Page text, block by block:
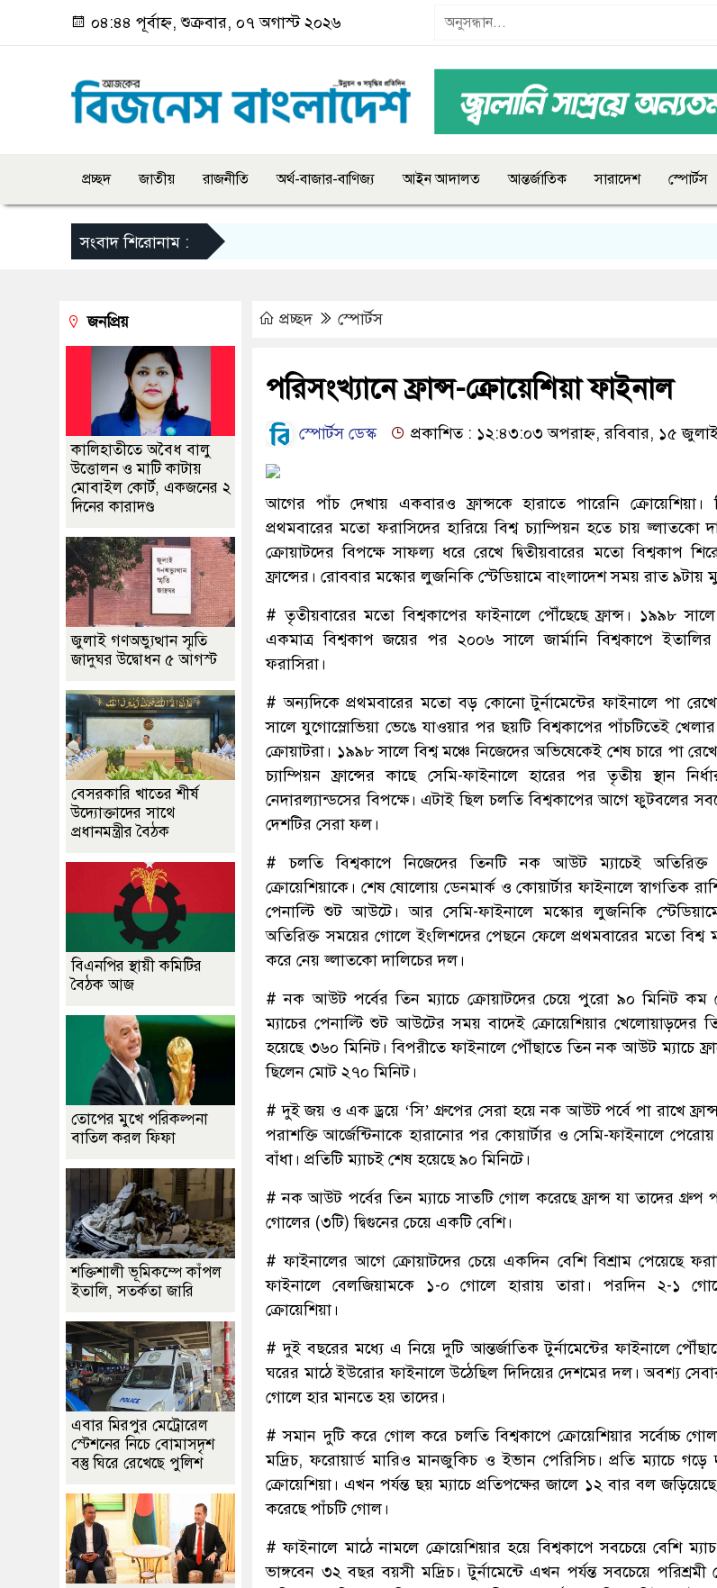
০৪:৪৪ পূর্বাহ্ন, শুক্রবার, ০৭ অগাস্ট ২০২৬
প্রচ্ছদ জাতীয় রাজনীতি অর্থ-বাজার-বাণিজ্য আইন আদালত আন্তর্জাতিক সারাদেশ স্পোর্টস
সংবাদ শিরোনাম :
প্রচ্ছদ স্পোর্টস
পরিসংখ্যানে ফ্রান্স-ক্রোয়েশিয়া ফাইনাল
স্পোর্টস ডেস্ক প্রকাশিত : ১২:৪৩:০৩ অপরাহ্ন, রবিবার, ১৫
আগের পাঁচ দেখায় একবারও ফ্রান্সকে হারাতে পারেনি ক্রোয়েশিয়া।
প্রথমবারের মতো ফরাসিদের হারিয়ে বিশ্ব চ্যাম্পিয়ন হতে চায় জ্লাতকো
ক্রোয়াটদের বিপক্ষে সাফল্য ধরে রেখে দ্বিতীয়বারের মতো বিশ্বকাপ
ফ্রান্সের। রোববার মস্কোর লুজনিকি স্টেডিয়ামে বাংলাদেশ সময় রাত
# তৃতীয়বারের মতো বিশ্বকাপের ফাইনালে পৌঁছেছে ফ্রান্স। ১৯৯৮
একমাত্র বিশ্বকাপ জয়ের পর ২০০৬ সালে জার্মানি বিশ্বকাপে
ফরাসিরা।
# অন্যদিকে প্রথমবারের মতো বড় কোনো টুর্নামেন্টের ফাইনালে পা
সালে যুগোস্লোভিয়া ভেঙে যাওয়ার পর ছয়টি বিশ্বকাপের পাঁচটিতেই
ক্রোয়াটরা। ১৯৯৮ সালে বিশ্ব মঞ্চে নিজেদের অভিষেকেই শেষ চারে পা
চ্যাম্পিয়ন ফ্রান্সের কাছে সেমি-ফাইনালে হারের পর তৃতীয় স্থান
নেদারল্যান্ডসের বিপক্ষে। এটাই ছিল চলতি বিশ্বকাপের আগে ফুটবলের
দেশটির সেরা ফল।
# চলতি বিশ্বকাপে নিজেদের তিনটি নক আউট ম্যাচেই
ক্রোয়েশিয়াকে। শেষ ষোলোয় ডেনমার্ক ও কোয়ার্টার ফাইনালে স্বাগতিক
পেনাল্টি শুট আউটে। আর সেমি-ফাইনালে মস্কোর লুজনিকি
অতিরিক্ত সময়ের গোলে ইংলিশদের পেছনে ফেলে প্রথমবারের মতো বিশ্ব
করে নেয় জ্লাতকো দালিচের দল।
# নক আউট পর্বের তিন ম্যাচে ক্রোয়াটদের চেয়ে পুরো ৯০ মিনিট কম
ম্যাচের পেনাল্টি শুট আউটের সময় বাদেই ক্রোয়েশিয়ার খেলোয়াড়দের
হয়েছে ৩৬০ মিনিট। বিপরীতে ফাইনালে পৌঁছাতে তিন নক আউট ম্যাচে
ছিলেন মোট ২৭০ মিনিট।
# দুই জয় ও এক ড্রয়ে ‘সি’ গ্রুপের সেরা হয়ে নক আউট পর্বে পা রাখে
পরাশক্তি আর্জেন্টিনাকে হারানোর পর কোয়ার্টার ও সেমি-ফাইনালে
বাঁধা। প্রতিটি ম্যাচই শেষ হয়েছে ৯০ মিনিটে।
# নক আউট পর্বের তিন ম্যাচে সাতটি গোল করেছে ফ্রান্স যা তাদের গ্রুপ
গোলের (৩টি) দ্বিগুনের চেয়ে একটি বেশি।
# ফাইনালের আগে ক্রোয়াটদের চেয়ে একদিন বেশি বিশ্রাম পেয়েছে
ফাইনালে বেলজিয়ামকে ১-০ গোলে হারায় তারা। পরদিন ২-১
ক্রোয়েশিয়া।
# দুই বছরের মধ্যে এ নিয়ে দুটি আন্তর্জাতিক টুর্নামেন্টের ফাইনালে
ঘরের মাঠে ইউরোর ফাইনালে উঠেছিল দিদিয়ের দেশমের দল। অবশ্য
গোলে হার মানতে হয় তাদের।
# সমান দুটি করে গোল করে চলতি বিশ্বকাপে ক্রোয়েশিয়ার সর্বোচ্চ
মদ্রিচ, ফরোয়ার্ড মারিও মানজুকিচ ও ইভান পেরিসিচ। প্রতি ম্যাচে
ক্রোয়েশিয়া। এখন পর্যন্ত ছয় ম্যাচে প্রতিপক্ষের জালে ১২ বার বল
করেছে পাঁচটি গোল।
# ফাইনালে মাঠে নামলে ক্রোয়েশিয়ার হয়ে বিশ্বকাপে সবচেয়ে বেশি
ভাঙ্গবেন ৩২ বছর বয়সী মদ্রিচ। টুর্নামেন্টে এখন পর্যন্ত সবচেয়ে
জনপ্রিয়
কালিহাতীতে অবৈধ বালু
উত্তোলন ও মাটি কাটায়
মোবাইল কোর্ট, একজনের ২
দিনের কারাদণ্ড
জুলাই গণঅভ্যুত্থান স্মৃতি
জাদুঘর উদ্বোধন ৫ আগস্ট
বেসরকারি খাতের শীর্ষ
উদ্যোক্তাদের সাথে
প্রধানমন্ত্রীর বৈঠক
বিএনপির স্থায়ী কমিটির
বৈঠক আজ
তোপের মুখে পরিকল্পনা
বাতিল করল ফিফা
শক্তিশালী ভূমিকম্পে কাঁপল
ইতালি, সতর্কতা জারি
এবার মিরপুর মেট্রোরেল
স্টেশনের নিচে বোমাসদৃশ
বস্তু ঘিরে রেখেছে পুলিশ